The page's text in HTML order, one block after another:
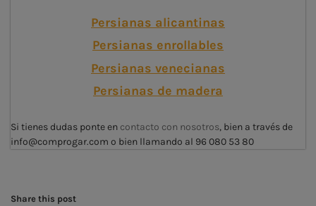
Persianas alicantinas
Persianas enrollables
Persianas venecianas
Persianas de madera
Si tienes dudas ponte en contacto con nosotros, bien a través de
info@comprogar.com o bien llamando al 96 080 53 80
Share this post